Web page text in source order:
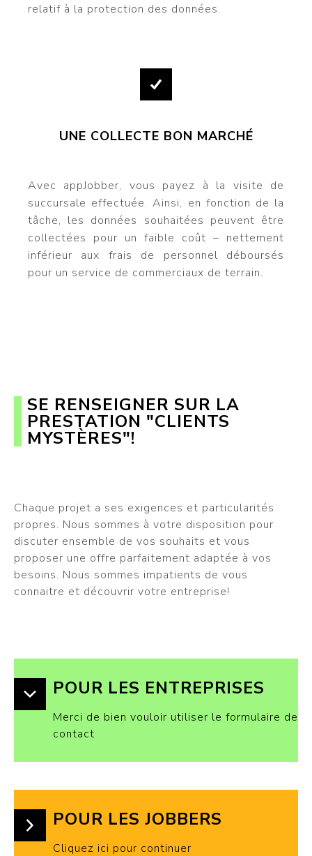
relatif à la protection des données.
UNE COLLECTE BON MARCHÉ
Avec appJobber, vous payez à la visite de
succursale effectuée. Ainsi, en fonction de la
tâche, les données souhaitées peuvent être
collectées pour un faible coût – nettement
inférieur aux frais de personnel déboursés
pour un service de commerciaux de terrain.
SE RENSEIGNER SUR LA
PRESTATION "CLIENTS
MYSTÈRES"!
Chaque projet a ses exigences et particularités
propres. Nous sommes à votre disposition pour
discuter ensemble de vos souhaits et vous
proposer une offre parfaitement adaptée à vos
besoins. Nous sommes impatients de vous
connaitre et découvrir votre entreprise!
POUR LES ENTREPRISES
Merci de bien vouloir utiliser le formulaire de
contact
POUR LES JOBBERS
Cliquez ici pour continuer